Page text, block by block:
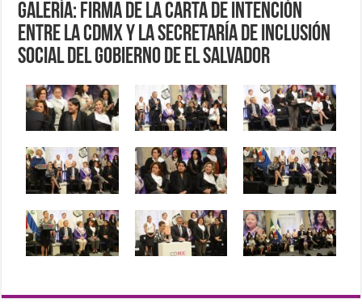
Galería: Firma de la Carta de Intención
entre la CDMX y la Secretaría de inclusión
Social del Gobierno de El Salvador